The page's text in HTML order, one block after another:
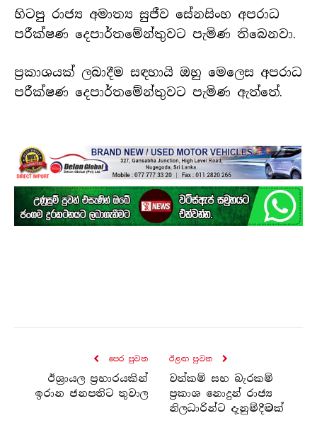
හිටපු රාජ්‍ය අමාත්‍ය සුජීව සේනසිංහ අපරාධ
පරීක්ෂණ දෙපාර්තමේන්තුවට පැමිණ තිබෙනවා.
ප්‍රකාශයක් ලබාදීම සඳහායි ඔහු මෙලෙස අපරාධ
පරීක්ෂණ දෙපාර්තමේන්තුවට පැමිණ ඇත්තේ.
පෙර පුව​ත
ඊශ්‍රායල ප්‍රහාරයකින්
ඉරාන ජනපතිට තුවාල
ඊළඟ පුව​ත
වත්කම් සහ බැරකම්
ප්‍රකාශ නොදුන් රාජ්‍ය
නිලධාරින්ට දැනුම්දීමක්